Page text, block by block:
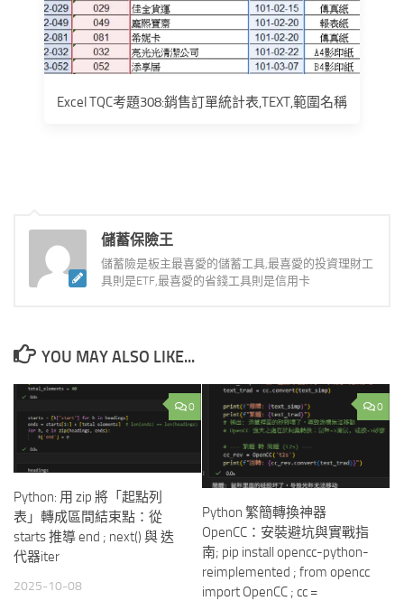
Excel TQC考題308:銷售訂單統計表,TEXT,範圍名稱
儲蓄保險王
儲蓄險是板主最喜愛的儲蓄工具,最喜愛的投資理財工
具則是ETF,最喜愛的省錢工具則是信用卡
YOU MAY ALSO LIKE...
0
Python: 用 zip 將「起點列
表」轉成區間結束點：從
starts 推導 end ; next() 與 迭
代器iter
2025-10-08
0
Python 繁簡轉換神器
OpenCC：安裝避坑與實戰指
南; pip install opencc-python-
reimplemented ; from opencc
import OpenCC ; cc =